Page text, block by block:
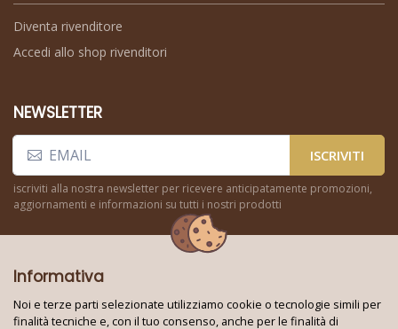
Diventa rivenditore
Accedi allo shop rivenditori
NEWSLETTER
ISCRIVITI
iscriviti alla nostra newsletter per ricevere anticipatamente promozioni,
aggiornamenti e informazioni su tutti i nostri prodotti
Informativa
Noi e terze parti selezionate utilizziamo cookie o tecnologie simili per
finalità tecniche e, con il tuo consenso, anche per le finalità di